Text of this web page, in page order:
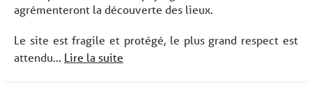
agrémenteront la découverte des lieux.
Le site est fragile et protégé, le plus grand respect est
attendu... Lire la suite